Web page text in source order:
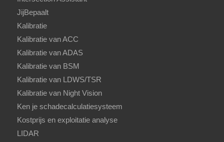
JijBepaalt
Kalibratie
Kalibratie van ACC
Kalibratie van ADAS
Kalibratie van BSM
Kalibratie van LDWS/TSR
Kalibratie van Night Vision
Ken je schadecalculatiesysteem
Kostprijs en exploitatie analyse
LIDAR